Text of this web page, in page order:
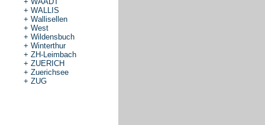
+ WALLIS
+ Wallisellen
+ West
+ Wildensbuch
+ Winterthur
+ ZH-Leimbach
+ ZUERICH
+ Zuerichsee
+ ZUG